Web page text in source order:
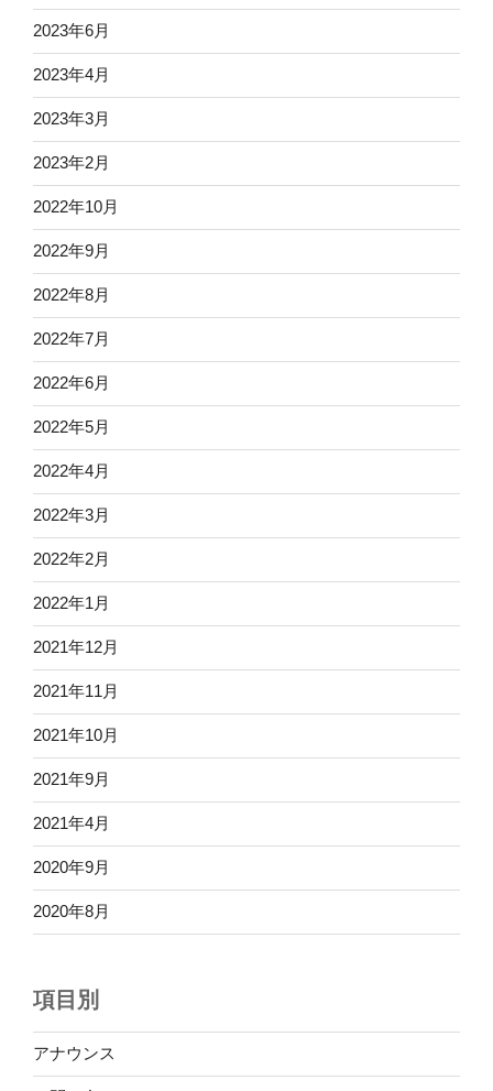
2023年6月
2023年4月
2023年3月
2023年2月
2022年10月
2022年9月
2022年8月
2022年7月
2022年6月
2022年5月
2022年4月
2022年3月
2022年2月
2022年1月
2021年12月
2021年11月
2021年10月
2021年9月
2021年4月
2020年9月
2020年8月
項目別
アナウンス